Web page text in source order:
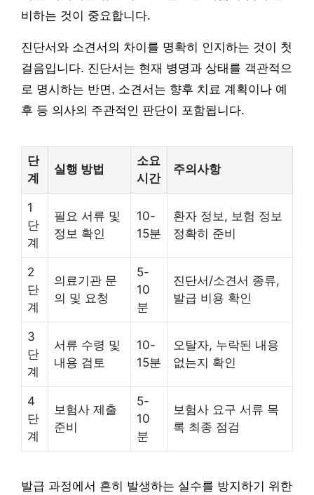
비하는 것이 중요합니다.
진단서와 소견서의 차이를 명확히 인지하는 것이 첫
걸음입니다. 진단서는 현재 병명과 상태를 객관적으
로 명시하는 반면, 소견서는 향후 치료 계획이나 예
후 등 의사의 주관적인 판단이 포함됩니다.
단
계
실행 방법
소요
시간
주의사항
1
단
계
필요 서류 및
정보 확인
10-
15분
환자 정보, 보험 정보
정확히 준비
2
단
계
의료기관 문
의 및 요청
5-
10
분
진단서/소견서 종류,
발급 비용 확인
3
단
계
서류 수령 및
내용 검토
10-
15분
오탈자, 누락된 내용
없는지 확인
4
단
계
보험사 제출
준비
5-
10
분
보험사 요구 서류 목
록 최종 점검
발급 과정에서 흔히 발생하는 실수를 방지하기 위한